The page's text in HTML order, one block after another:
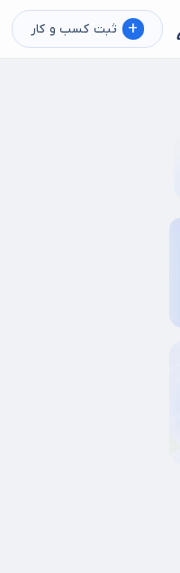
+ ثبت کسب و کار